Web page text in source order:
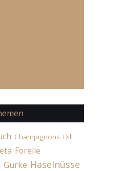
Champignons Dill
Forelle
Gurke Haselnüsse